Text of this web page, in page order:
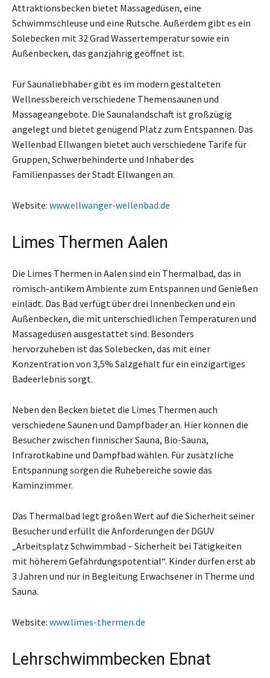
Attraktionsbecken bietet Massagedüsen, eine
Schwimmschleuse und eine Rutsche. Außerdem gibt es ein
Solebecken mit 32 Grad Wassertemperatur sowie ein
Außenbecken, das ganzjährig geöffnet ist.
Für Saunaliebhaber gibt es im modern gestalteten
Wellnessbereich verschiedene Themensaunen und
Massageangebote. Die Saunalandschaft ist großzügig
angelegt und bietet genügend Platz zum Entspannen. Das
Wellenbad Ellwangen bietet auch verschiedene Tarife für
Gruppen, Schwerbehinderte und Inhaber des
Familienpasses der Stadt Ellwangen an.
Website: www.ellwanger-wellenbad.de
Limes Thermen Aalen
Die Limes Thermen in Aalen sind ein Thermalbad, das in
römisch-antikem Ambiente zum Entspannen und Genießen
einlädt. Das Bad verfügt über drei Innenbecken und ein
Außenbecken, die mit unterschiedlichen Temperaturen und
Massagedüsen ausgestattet sind. Besonders
hervorzuheben ist das Solebecken, das mit einer
Konzentration von 3,5% Salzgehalt für ein einzigartiges
Badeerlebnis sorgt.
Neben den Becken bietet die Limes Thermen auch
verschiedene Saunen und Dampfbäder an. Hier können die
Besucher zwischen finnischer Sauna, Bio-Sauna,
Infrarotkabine und Dampfbad wählen. Für zusätzliche
Entspannung sorgen die Ruhebereiche sowie das
Kaminzimmer.
Das Thermalbad legt großen Wert auf die Sicherheit seiner
Besucher und erfüllt die Anforderungen der DGUV
„Arbeitsplatz Schwimmbad – Sicherheit bei Tätigkeiten
mit höherem Gefährdungspotential“. Kinder dürfen erst ab
3 Jahren und nur in Begleitung Erwachsener in Therme und
Sauna.
Website: www.limes-thermen.de
Lehrschwimmbecken Ebnat